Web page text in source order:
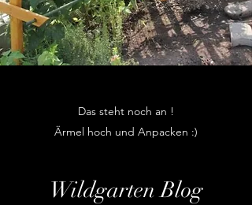
Das steht noch an !
Ärmel hoch und Anpacken :)
Wildgarten Blog